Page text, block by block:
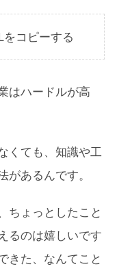
コピーする
はハードルが高
くても、知識や工
あるんです。
ちょっとしたこと
るのは嬉しいです
きた、なんてこと